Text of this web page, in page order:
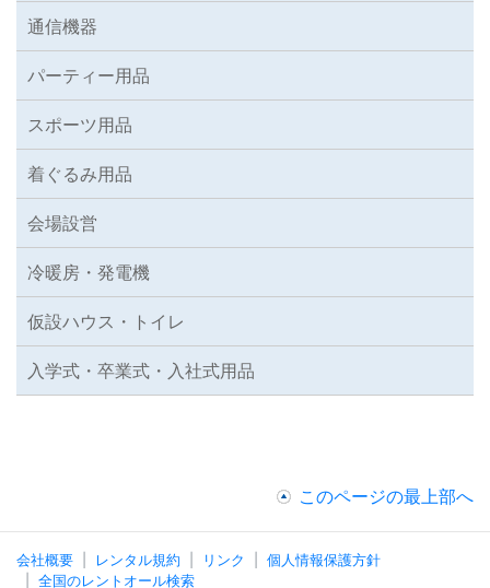
通信機器
パーティー用品
スポーツ用品
着ぐるみ用品
会場設営
冷暖房・発電機
仮設ハウス・トイレ
入学式・卒業式・入社式用品
このページの最上部へ
会社概要 レンタル規約 リンク
個人情報保護方針
全国のレントオール検索